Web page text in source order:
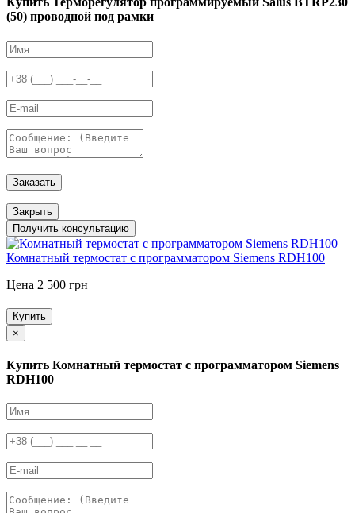
(50) проводной под рамки
Заказать
Закрыть
Получить консультацию
Комнатный термостат с программатором Siemens RDH100
Цена 2 500 грн
Купить
×
Купить Комнатный термостат с программатором Siemens
RDH100